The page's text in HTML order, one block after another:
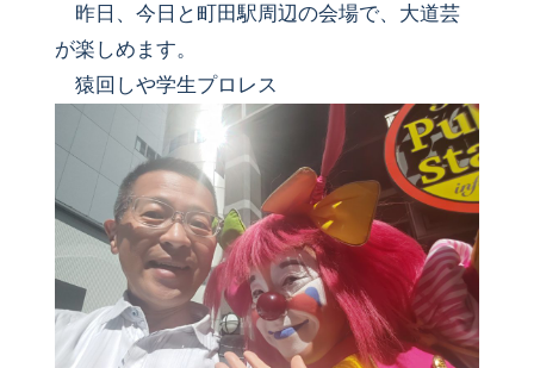
昨日、今日と町田駅周辺の会場で、大道芸
が楽しめます。
猿回しや学生プロレス